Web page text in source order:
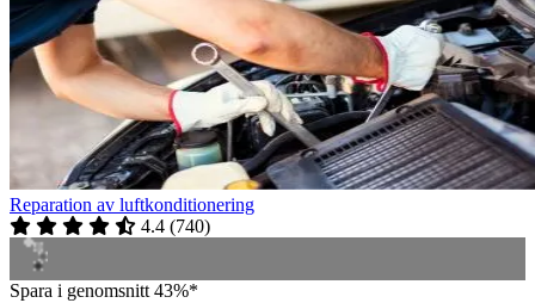
Reparation av luftkonditionering
4.4 (740)
Spara i genomsnitt 43%*